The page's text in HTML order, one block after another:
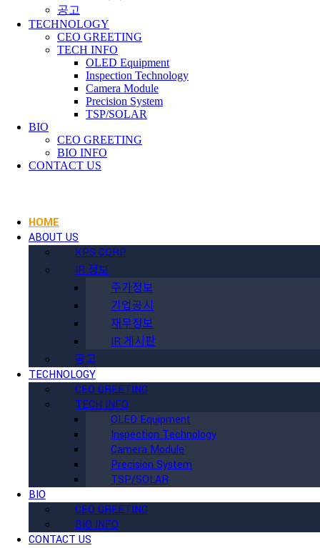
공고
TECHNOLOGY
CEO GREETING
TECH INFO
OLED Equipment
Inspection Technology
Camera Module
Precision System
TSP/SOLAR
BIO
CEO GREETING
BIO INFO
CONTACT US
HOME
ABOUT US
KPS CORP
IR 정보
주가정보
기업공시
재무정보
IR 게시판
공고
TECHNOLOGY
CEO GREETING
TECH INFO
OLED Equipment
Inspection Technology
Camera Module
Precision System
TSP/SOLAR
BIO
CEO GREETING
BIO INFO
CONTACT US